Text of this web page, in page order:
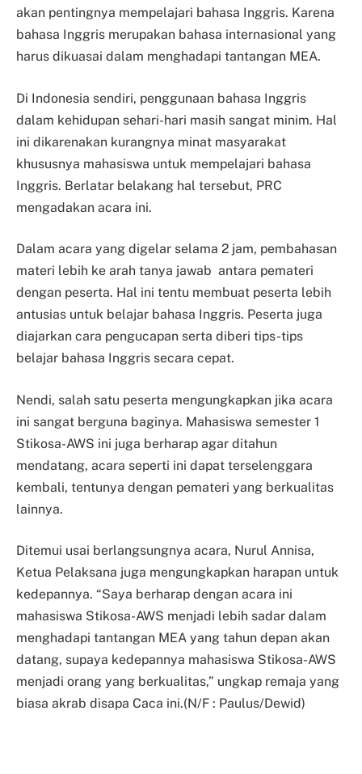
akan pentingnya mempelajari bahasa Inggris. Karena
bahasa Inggris merupakan bahasa internasional yang
harus dikuasai dalam menghadapi tantangan MEA.
Di Indonesia sendiri, penggunaan bahasa Inggris
dalam kehidupan sehari-hari masih sangat minim. Hal
ini dikarenakan kurangnya minat masyarakat
khususnya mahasiswa untuk mempelajari bahasa
Inggris. Berlatar belakang hal tersebut, PRC
mengadakan acara ini.
Dalam acara yang digelar selama 2 jam, pembahasan
materi lebih ke arah tanya jawab antara pemateri
dengan peserta. Hal ini tentu membuat peserta lebih
antusias untuk belajar bahasa Inggris. Peserta juga
diajarkan cara pengucapan serta diberi tips-tips
belajar bahasa Inggris secara cepat.
Nendi, salah satu peserta mengungkapkan jika acara
ini sangat berguna baginya. Mahasiswa semester 1
Stikosa-AWS ini juga berharap agar ditahun
mendatang, acara seperti ini dapat terselenggara
kembali, tentunya dengan pemateri yang berkualitas
lainnya.
Ditemui usai berlangsungnya acara, Nurul Annisa,
Ketua Pelaksana juga mengungkapkan harapan untuk
kedepannya. “Saya berharap dengan acara ini
mahasiswa Stikosa-AWS menjadi lebih sadar dalam
menghadapi tantangan MEA yang tahun depan akan
datang, supaya kedepannya mahasiswa Stikosa-AWS
menjadi orang yang berkualitas,” ungkap remaja yang
biasa akrab disapa Caca ini.(N/F : Paulus/Dewid)